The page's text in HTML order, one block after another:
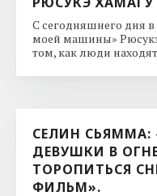
С сегодняшнего дня
моей машины»
том, как люди находят
СЕЛИН СЬЯММА:
ДЕВУШКИ В
ТОРОПИТЬСЯ
ФИЛЬМ».